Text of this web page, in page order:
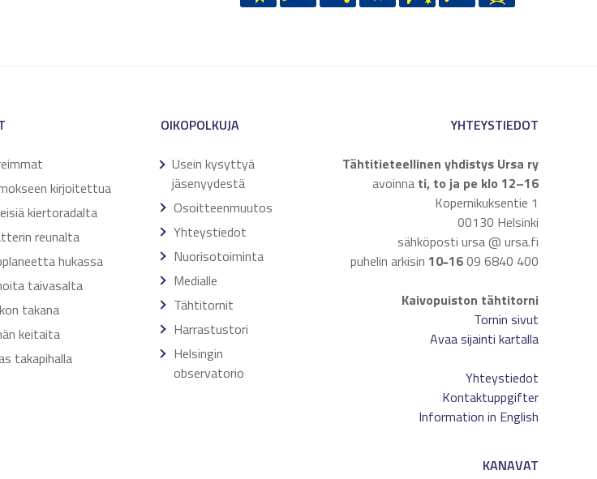
kirjoitettua
kiertoradalta
reunalta
hukassa
taivasalta
takana
keitaita
takapihalla
OIKOPOLKUJA
Usein kysyttyä
jäsenyydestä
Osoitteenmuutos
Yhteystiedot
Nuorisotoiminta
Medialle
Tähtitornit
Harrastustori
Helsingin
observatorio
YHTEYSTIEDOT
Tähtitieteellinen yhdistys Ursa ry
avoinna ti, to ja pe klo 12–16
Kopernikuksentie 1
00130 Helsinki
sähköposti ursa @ ursa.fi
puhelin arkisin 10–1609 6840 400
Kaivopuiston tähtitorni
Tornin sivut
Avaa sijainti kartalla
Yhteystiedot
Kontaktuppgifter
Information in English
KANAVAT